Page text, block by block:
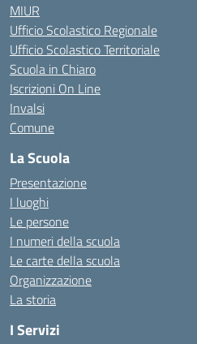
MIUR
Ufficio Scolastico Regionale
Ufficio Scolastico Territoriale
Scuola in Chiaro
Iscrizioni On Line
Invalsi
Comune
La Scuola
Presentazione
I luoghi
Le persone
I numeri della scuola
Le carte della scuola
Organizzazione
La storia
I Servizi